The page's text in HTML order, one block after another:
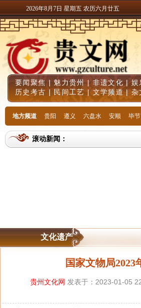
2026年8月7日 星期五 农历六月廿五
要闻聚焦| 魅力贵州|非遗文化 |娱
历史考古 | 民间工艺 |文学频道|杂
地方频道 贵阳 遵义 六盘水 安顺 毕节
滚动新闻：
文化遗产
国家文物局
贵州文化网 发表于：2023-01-05